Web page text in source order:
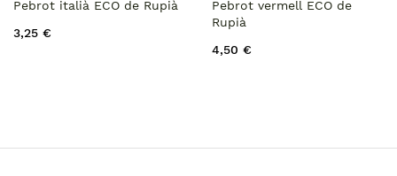
Pebrot italià ECO de Rupià
3,25 €
Pebrot vermell ECO de
Rupià
4,50 €